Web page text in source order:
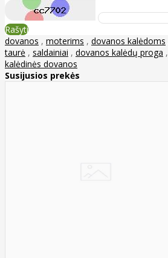
Rašyti
dovanos , moterims , dovanos kalėdoms
taurė , saldainiai , dovanos kalėdų proga ,
kalėdinės dovanos
Susijusios prekės